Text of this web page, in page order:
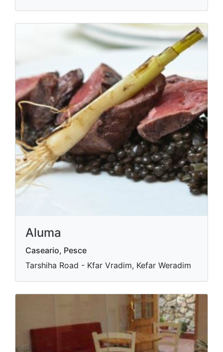
Aluma
Caseario, Pesce
Tarshiha Road - Kfar Vradim, Kefar Weradim